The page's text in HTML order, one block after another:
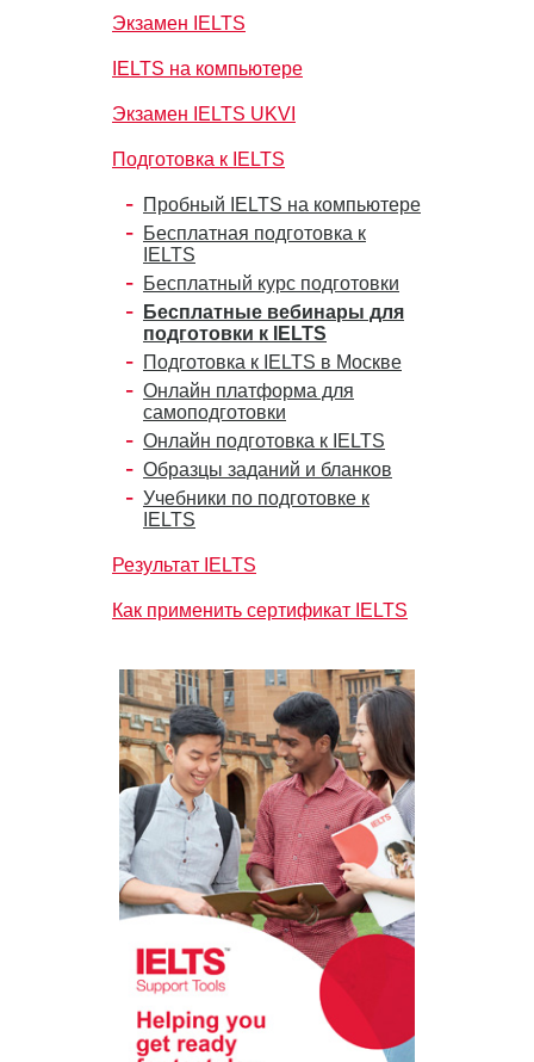
Экзамен IELTS
IELTS на компьютере
Экзамен IELTS UKVI
Подготовка к IELTS
Пробный IELTS на компьютере
Бесплатная подготовка к
IELTS
Бесплатный курс подготовки
Бесплатные вебинары для
подготовки к IELTS
Подготовка к IELTS в Москве
Онлайн платформа для
самоподготовки
Онлайн подготовка к IELTS
Образцы заданий и бланков
Учебники по подготовке к
IELTS
Результат IELTS
Как применить сертификат IELTS